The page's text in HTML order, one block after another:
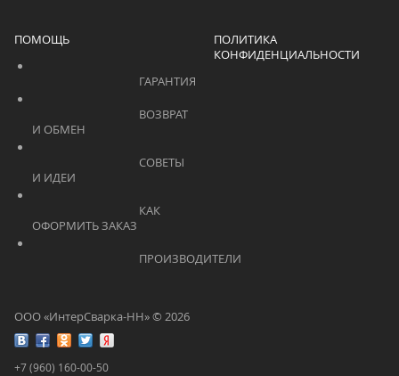
ООО «ИнтерСварка-НН» © 2026
+7 (960) 160-00-50
ПОМОЩЬ
ПОЛИТИКА
КОНФИДЕНЦИАЛЬНОСТИ